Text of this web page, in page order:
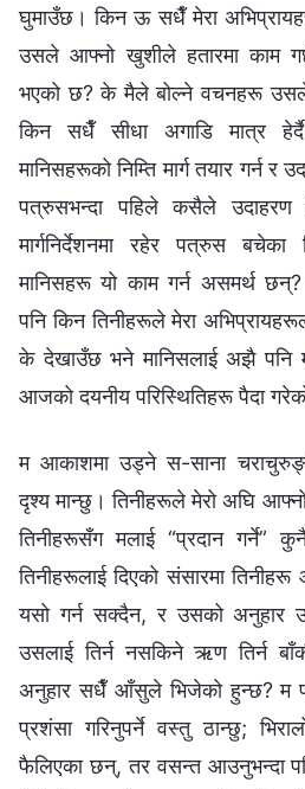
घुमाउँछ। किन ऊ सधैँ मेरा
उसले आफ्नो खुशीले हतारमा काम
भएको छ? के मैले बोल्‍ने वचनहरू
किन सधैँ सीधा अगाडि मात्र
मानिसहरूको निम्ति मार्ग तयार गर्न र
पत्रुसभन्दा पहिले कसैले उदाहरण
मार्गनिर्देशनमा रहेर पत्रुस
मानिसहरू यो काम गर्न असमर्थ
पनि किन तिनीहरूले मेरा
के देखाउँछ भने मानिसलाई अझै पनि
आजको दयनीय परिस्‍थितिहरू पैदा
म आकाशमा उड्ने स-साना
दृश्य मान्छु। तिनीहरूले मेरो अघि
तिनीहरूसँग मलाई “प्रदान
तिनीहरूलाई दिएको संसारमा
यसो गर्न सक्दैन, र उसको अनुहार
उसलाई तिर्न नसकिने ऋण तिर्न
अनुहार सधैँ आँसुले भिजेको हुन्छ? म
प्रशंसा गरिनुपर्ने वस्तु ठान्छु;
फैलिएका छन्, तर वसन्त आउनुभन्दा